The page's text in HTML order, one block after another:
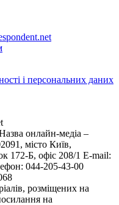
і персональних даних
онлайн-медіа –
місто Київ,
Б, офіс 208/1 E-mail:
044-205-43-00
розміщених на
на